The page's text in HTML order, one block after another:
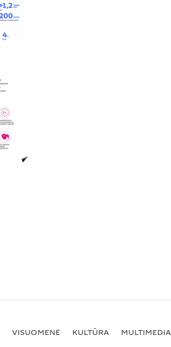
VISUOMENĖ KULTŪRA MULTIMEDIA